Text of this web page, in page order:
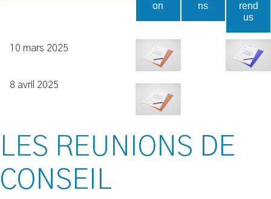
on
ns
rend
us
10 mars 2025
8 avril 2025
LES REUNIONS DE
CONSEIL